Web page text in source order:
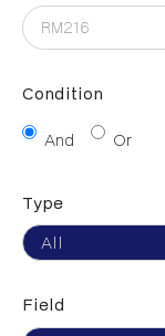
Condition
And
Or
Type
Field